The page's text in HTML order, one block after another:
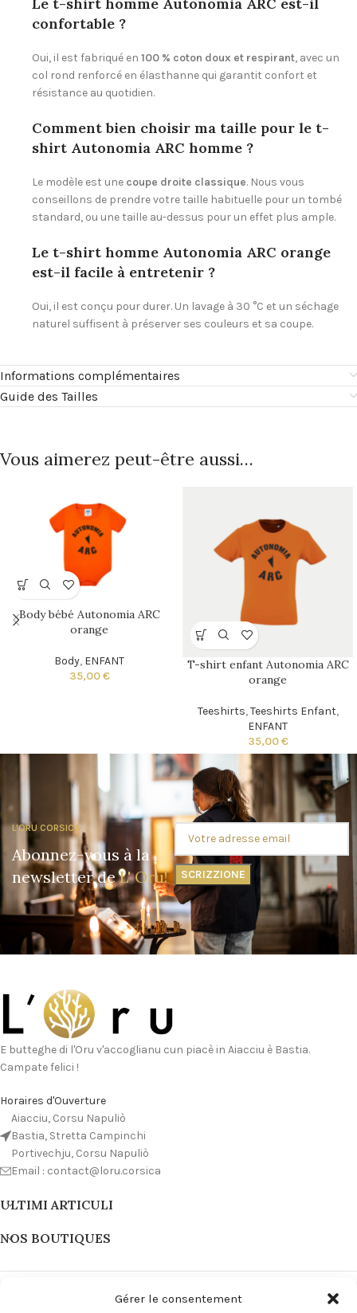
Gérer le consentement
confortable ?
Oui, il est fabriqué en 100 % coton doux et respirant, avec un
col rond renforcé en élasthanne qui garantit confort et
résistance au quotidien.
Comment bien choisir ma taille pour le t-
shirt Autonomia ARC homme ?
Le modèle est une coupe droite classique. Nous vous
conseillons de prendre votre taille habituelle pour un tombé
standard, ou une taille au-dessus pour un effet plus ample.
Le t-shirt homme Autonomia ARC orange
est-il facile à entretenir ?
Oui, il est conçu pour durer. Un lavage à 30 °C et un séchage
naturel suffisent à préserver ses couleurs et sa coupe.
Informations complémentaires
Guide des Tailles
Vous aimerez peut-être aussi…
Body bébé Autonomia ARC
orange
Body, ENFANT
35,00€
T-shirt enfant Autonomia ARC
orange
Teeshirts,Teeshirts Enfant,
ENFANT
35,00€
L'ORU CORSICA
Abonnez-vous à la
newsletter deL' Oru!
E butteghe di l'Oru v'accoglianu cun piacè in Aiacciu è Bastia.
Campate felici !
Horaires d'Ouverture
Aiacciu, Corsu Napuliò
Bastia, Stretta Campinchi
Portivechju, Corsu Napuliò
Email : contact@loru.corsica
ULTIMI ARTICULI
NOS BOUTIQUES